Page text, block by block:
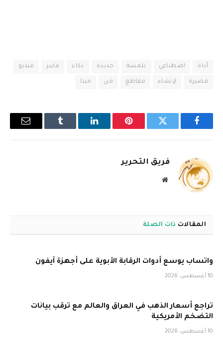
أداة اصطناعي بلمسة جديدة ذكاء فايبز فيديو
قصيرة لإنشاء مقاطع من ميتا
فيسبوك تويتر بينتيريستلينكدإن Tumblr
البريد
فريق التحرير
موقع
المقالات ذات الصلة
واتساب يوسع أدوات الرقابة الأبوية على أجهزة آيفون
10 أغسطس، 2026
تراجع أسعار الذهب في العراق والعالم مع ترقب بيانات
التضخم الأمريكية
10 أغسطس، 2026